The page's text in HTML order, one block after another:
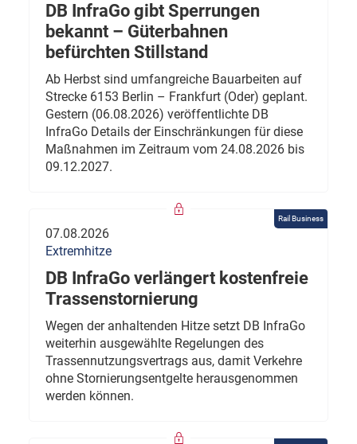
DB InfraGo gibt Sperrungen
bekannt – Güterbahnen
befürchten Stillstand
Ab Herbst sind umfangreiche Bauarbeiten auf
Strecke 6153 Berlin – Frankfurt (Oder) geplant.
Gestern (06.08.2026) veröffentlichte DB
InfraGo Details der Einschränkungen für diese
Maßnahmen im Zeitraum vom 24.08.2026 bis
09.12.2027.
Rail Business
07.08.2026
Extremhitze
DB InfraGo verlängert kostenfreie
Trassenstornierung
Wegen der anhaltenden Hitze setzt DB InfraGo
weiterhin ausgewählte Regelungen des
Trassennutzungsvertrags aus, damit Verkehre
ohne Stornierungsentgelte herausgenommen
werden können.